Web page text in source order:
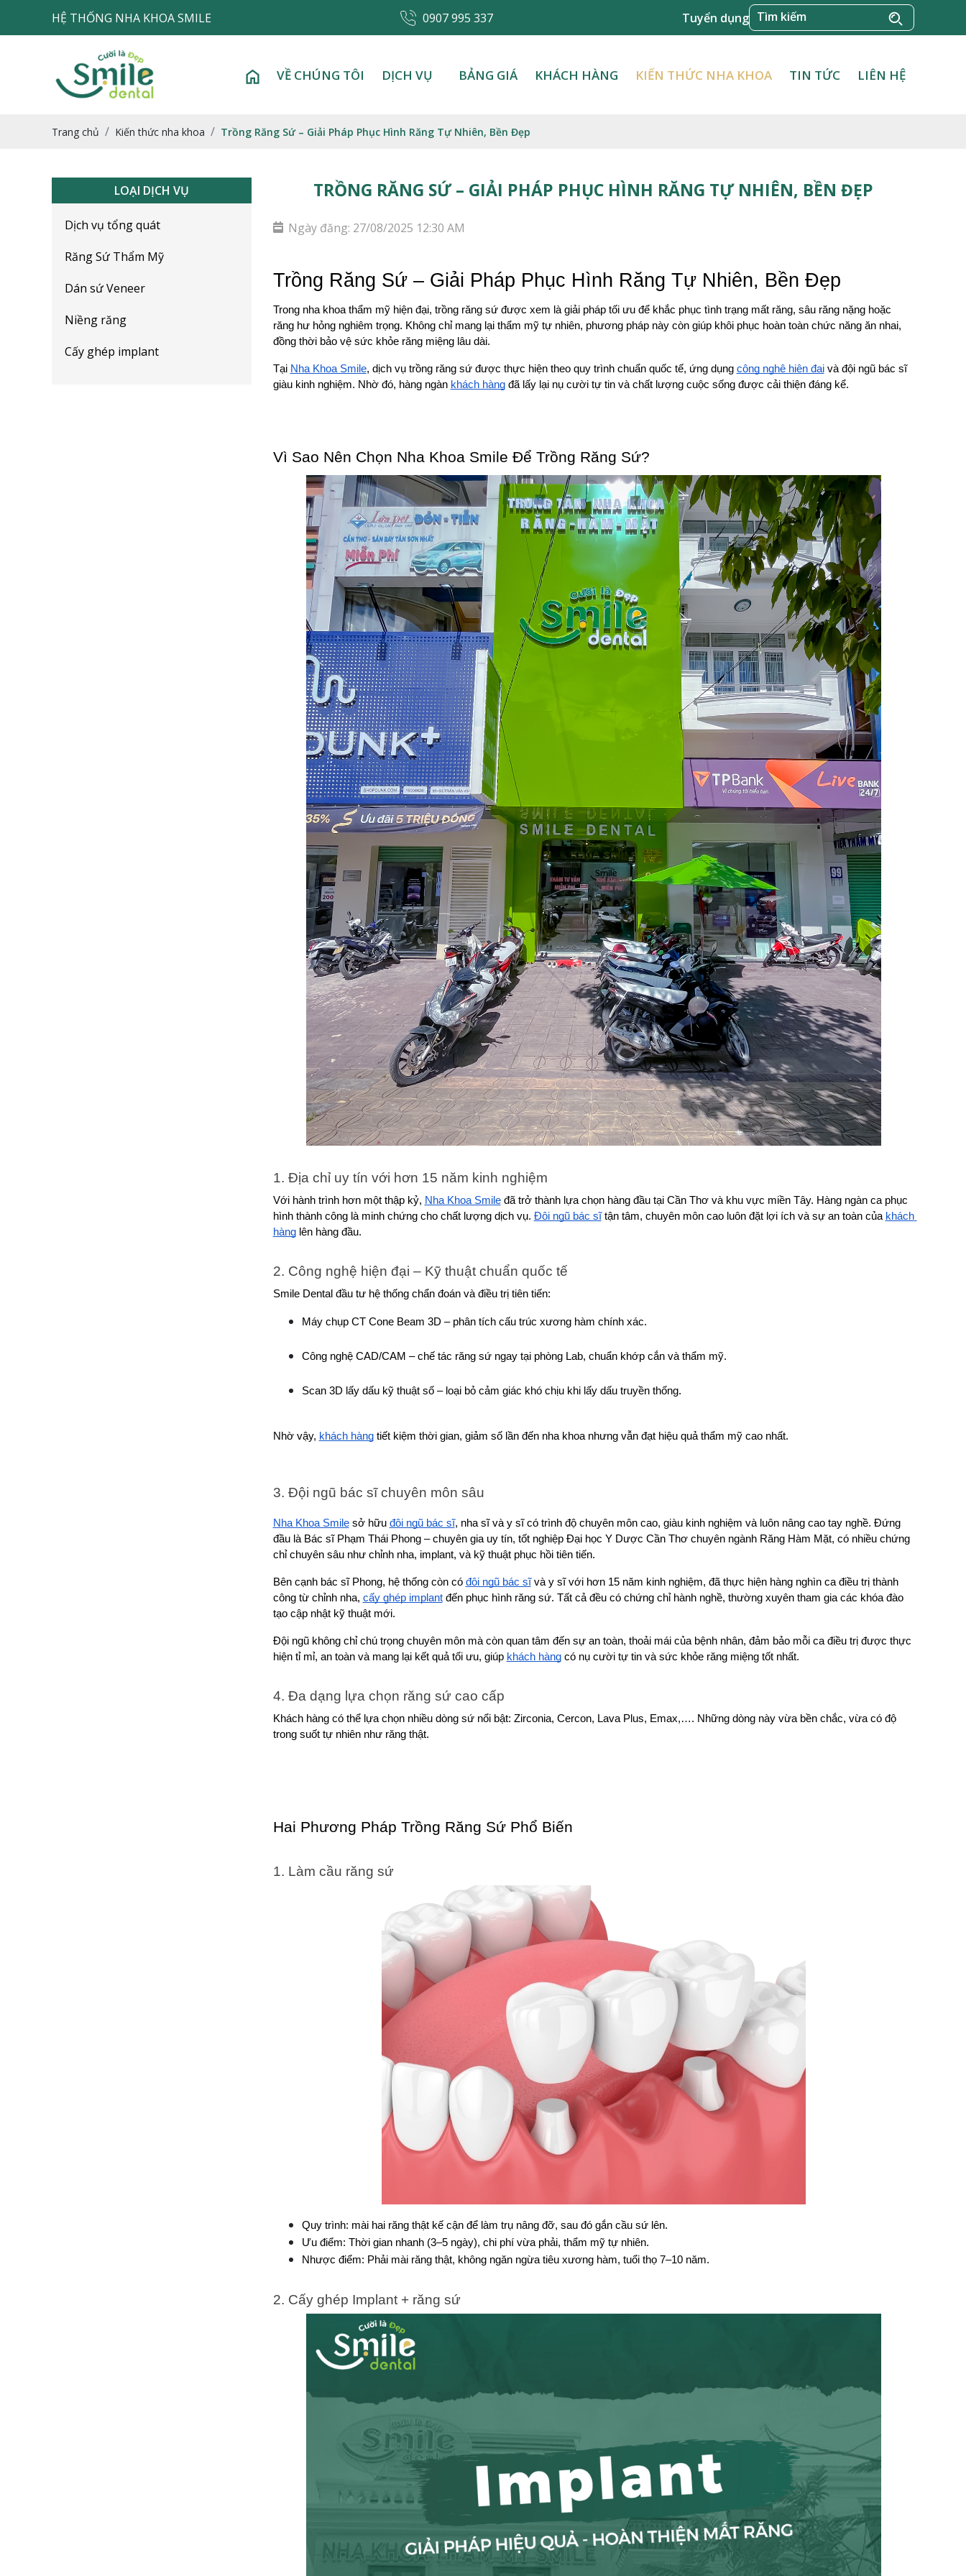
HỆ THỐNG NHA KHOA SMILE 0907 995 337 Tuyển dụng
VỀ CHÚNG TÔI DỊCH VỤ BẢNG GIÁ KHÁCH HÀNG KIẾN THỨC NHA KHOA TIN TỨC LIÊN HỆ
Trang chủ Kiến thức nha khoa Trồng Răng Sứ – Giải Pháp Phục Hình Răng Tự Nhiên, Bền Đẹp
LOẠI DỊCH VỤ
Dịch vụ tổng quát
Răng Sứ Thẩm Mỹ
Dán sứ Veneer
Niềng răng
Cấy ghép implant
TRỒNG RĂNG SỨ – GIẢI PHÁP PHỤC HÌNH RĂNG TỰ NHIÊN, BỀN ĐẸP
Ngày đăng: 27/08/2025 12:30 AM
Trồng Răng Sứ – Giải Pháp Phục Hình Răng Tự Nhiên, Bền Đẹp
Trong nha khoa thẩm mỹ hiện đại, trồng răng sứ được xem là giải pháp tối ưu để khắc phục tình trạng mất răng, sâu răng nặng hoặc
răng hư hỏng nghiêm trọng. Không chỉ mang lại thẩm mỹ tự nhiên, phương pháp này còn giúp khôi phục hoàn toàn chức năng ăn nhai,
đồng thời bảo vệ sức khỏe răng miệng lâu dài.
Tại Nha Khoa Smile, dịch vụ trồng răng sứ được thực hiện theo quy trình chuẩn quốc tế, ứng dụng công nghệ hiện đại và đội ngũ bác sĩ
giàu kinh nghiệm. Nhờ đó, hàng ngàn khách hàng đã lấy lại nụ cười tự tin và chất lượng cuộc sống được cải thiện đáng kể.
Vì Sao Nên Chọn Nha Khoa Smile Để Trồng Răng Sứ?
1. Địa chỉ uy tín với hơn 15 năm kinh nghiệm
Với hành trình hơn một thập kỷ, Nha Khoa Smile đã trở thành lựa chọn hàng đầu tại Cần Thơ và khu vực miền Tây. Hàng ngàn ca phục
hình thành công là minh chứng cho chất lượng dịch vụ. Đội ngũ bác sĩ tận tâm, chuyên môn cao luôn đặt lợi ích và sự an toàn của khách
hàng lên hàng đầu.
2. Công nghệ hiện đại – Kỹ thuật chuẩn quốc tế
Smile Dental đầu tư hệ thống chẩn đoán và điều trị tiên tiến:
Máy chụp CT Cone Beam 3D – phân tích cấu trúc xương hàm chính xác.
Công nghệ CAD/CAM – chế tác răng sứ ngay tại phòng Lab, chuẩn khớp cắn và thẩm mỹ.
Scan 3D lấy dấu kỹ thuật số – loại bỏ cảm giác khó chịu khi lấy dấu truyền thống.
Nhờ vậy, khách hàng tiết kiệm thời gian, giảm số lần đến nha khoa nhưng vẫn đạt hiệu quả thẩm mỹ cao nhất.
3. Đội ngũ bác sĩ chuyên môn sâu
Nha Khoa Smile sở hữu đội ngũ bác sĩ, nha sĩ và y sĩ có trình độ chuyên môn cao, giàu kinh nghiệm và luôn nâng cao tay nghề. Đứng
đầu là Bác sĩ Phạm Thái Phong – chuyên gia uy tín, tốt nghiệp Đại học Y Dược Cần Thơ chuyên ngành Răng Hàm Mặt, có nhiều chứng
chỉ chuyên sâu như chỉnh nha, implant, và kỹ thuật phục hồi tiên tiến.
Bên cạnh bác sĩ Phong, hệ thống còn có đội ngũ bác sĩ và y sĩ với hơn 15 năm kinh nghiệm, đã thực hiện hàng nghìn ca điều trị thành
công từ chỉnh nha, cấy ghép implant đến phục hình răng sứ. Tất cả đều có chứng chỉ hành nghề, thường xuyên tham gia các khóa đào
tạo cập nhật kỹ thuật mới.
Đội ngũ không chỉ chú trọng chuyên môn mà còn quan tâm đến sự an toàn, thoải mái của bệnh nhân, đảm bảo mỗi ca điều trị được thực
hiện tỉ mỉ, an toàn và mang lại kết quả tối ưu, giúp khách hàng có nụ cười tự tin và sức khỏe răng miệng tốt nhất.
4. Đa dạng lựa chọn răng sứ cao cấp
Khách hàng có thể lựa chọn nhiều dòng sứ nổi bật: Zirconia, Cercon, Lava Plus, Emax,…. Những dòng này vừa bền chắc, vừa có độ
trong suốt tự nhiên như răng thật.
Hai Phương Pháp Trồng Răng Sứ Phổ Biến
1. Làm cầu răng sứ
Quy trình: mài hai răng thật kế cận để làm trụ nâng đỡ, sau đó gắn cầu sứ lên.
Ưu điểm: Thời gian nhanh (3–5 ngày), chi phí vừa phải, thẩm mỹ tự nhiên.
Nhược điểm: Phải mài răng thật, không ngăn ngừa tiêu xương hàm, tuổi thọ 7–10 năm.
2. Cấy ghép Implant + răng sứ